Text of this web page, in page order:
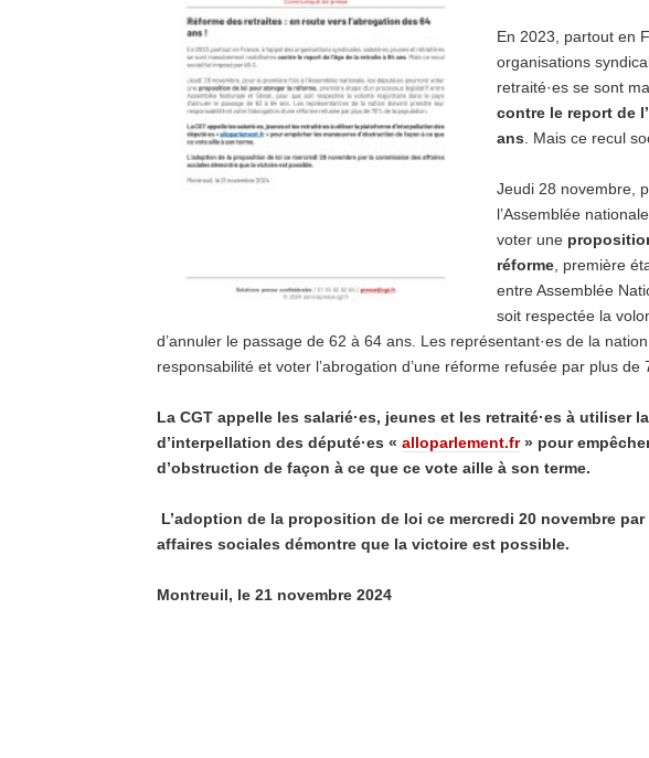
En 2023, partout en
organisations
retraité·es se sont
contre le report de
ans . Mais ce recul
Jeudi 28 novembre,
l’Assemblée
voter une
réforme , première
entre Assemblée
soit respectée la
d’annuler le passage de 62 à 64 ans. Les représentant·es de la
responsabilité et voter l’abrogation d’une réforme refusée par plus de
La CGT appelle les salarié·es, jeunes et les retraité·es à utiliser la
d’interpellation des député·es « alloparlement.fr » pour
d’obstruction de façon à ce que ce vote aille à son terme.
L’adoption de la proposition de loi ce mercredi 20 novembre
affaires sociales démontre que la victoire est possible.
Montreuil, le 21 novembre 2024